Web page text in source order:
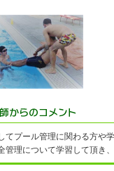
てプール管理に関わる方や
管理について学習して頂き